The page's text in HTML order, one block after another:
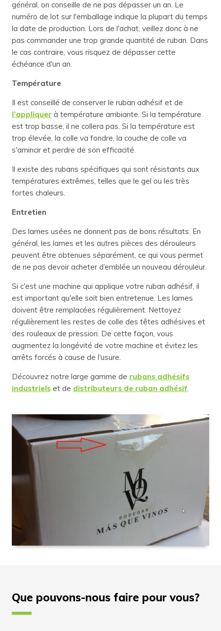
général, on conseille de ne pas dépasser un an. Le
numéro de lot sur l'emballage indique la plupart du temps
la date de production. Lors de l'achat, veillez donc à ne
pas commander une trop grande quantité de ruban. Dans
le cas contraire, vous risquez de dépasser cette
échéance d'un an.
Température
Il est conseillé de conserver le ruban adhésif et de
l’appliquer à température ambiante. Si la température
est trop basse, il ne collera pas. Si la température est
trop élevée, la colle va fondre, la couche de colle va
s'amincir et perdre de son efficacité.
Il existe des rubans spécifiques qui sont résistants aux
températures extrêmes, telles que le gel ou les très
fortes chaleurs.
Entretien
Des lames usées ne donnent pas de bons résultats. En
général, les lames et les autres pièces des dérouleurs
peuvent être obtenues séparément, ce qui vous permet
de ne pas devoir acheter d’emblée un nouveau dérouleur.
Si c'est une machine qui applique votre ruban adhésif, il
est important qu'elle soit bien entretenue. Les lames
doivent être remplacées régulièrement. Nettoyez
régulièrement les restes de colle des têtes adhésives et
des rouleaux de pression. De cette façon, vous
augmentez la longévité de votre machine et évitez les
arrêts forcés à cause de l'usure.
Découvrez notre large gamme de rubans adhésifs
industriels et de distributeurs de ruban adhésif
Que pouvons-nous faire pour vous?